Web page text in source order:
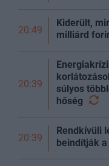
20:49
Kiderült,
milliárd
20:39
súlyos
hőség
20:39
Rendkívüli
beindítják